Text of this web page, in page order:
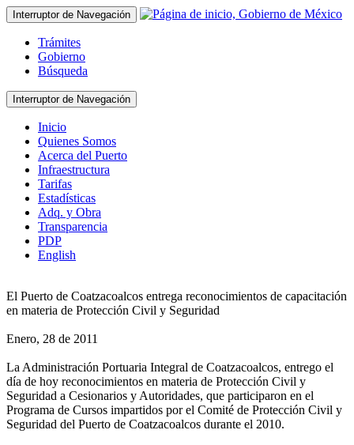
Interruptor de Navegación
Trámites
Gobierno
Búsqueda
Interruptor de Navegación
Inicio
Quienes Somos
Acerca del Puerto
Infraestructura
Tarifas
Estadísticas
Adq. y Obra
Transparencia
PDP
English
El Puerto de Coatzacoalcos entrega reconocimientos de capacitación
en materia de Protección Civil y Seguridad
Enero, 28 de 2011
La Administración Portuaria Integral de Coatzacoalcos, entrego el
día de hoy reconocimientos en materia de Protección Civil y
Seguridad a Cesionarios y Autoridades, que participaron en el
Programa de Cursos impartidos por el Comité de Protección Civil y
Seguridad del Puerto de Coatzacoalcos durante el 2010.